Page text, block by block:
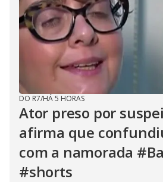
DO R7/HÁ 5 HORAS
Ator preso por
afirma que
com a namorada
#shorts